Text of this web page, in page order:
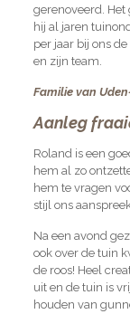
gerenoveerd. Het
hij al jaren
per jaar bij ons
en zijn team.
Familie van
Aanleg
Roland is een
hem al zo
hem te vragen
stijl ons
Na een avond
ook over de tuin
de roos! Heel
uit en de tuin is
houden van